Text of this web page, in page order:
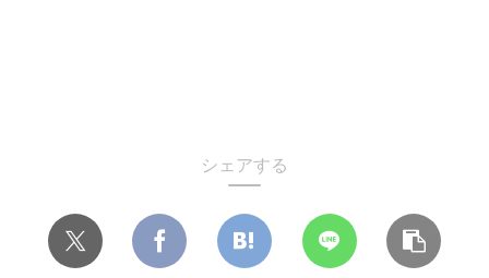
シェアする